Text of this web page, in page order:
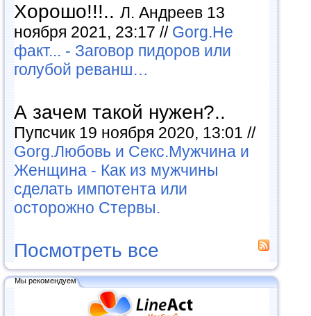
Хорошо!!!.. Л. Андреев 13
ноября 2021, 23:17 // Gorg.Не
факт... - Заговор пидоров или
голубой реванш…
А зачем такой нужен?..
Пупсчик 19 ноября 2020, 13:01 //
Gorg.Любовь и Секс.Мужчина и
Женщина - Как из мужчины
сделать импотента или
осторожно Стервы.
Посмотреть все
Мы рекомендуем